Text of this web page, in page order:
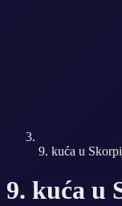
9. kuća u
9. kuća u